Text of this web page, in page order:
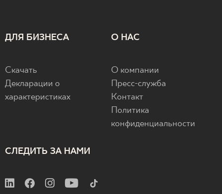
ДЛЯ БИЗНЕСА
Скачать
Декларации о
характеристиках
О НАС
О компании
Пресс-служба
Контакт
Политика
конфиденциальности
СЛЕДИТЬ ЗА НАМИ